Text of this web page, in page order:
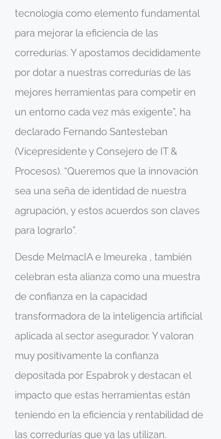
tecnología como elemento fundamental
para mejorar la eficiencia de las
corredurías. Y apostamos decididamente
por dotar a nuestras corredurías de las
mejores herramientas para competir en
un entorno cada vez más exigente”, ha
declarado Fernando Santesteban
(Vicepresidente y Consejero de IT &
Procesos). “Queremos que la innovación
sea una seña de identidad de nuestra
agrupación, y estos acuerdos son claves
para lograrlo”.
Desde MelmacIA e Imeureka , también
celebran esta alianza como una muestra
de confianza en la capacidad
transformadora de la inteligencia artificial
aplicada al sector asegurador. Y valoran
muy positivamente la confianza
depositada por Espabrok y destacan el
impacto que estas herramientas están
teniendo en la eficiencia y rentabilidad de
las corredurías que ya las utilizan.